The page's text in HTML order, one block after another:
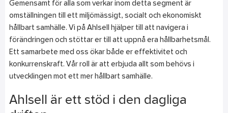
Gemensamt för alla som verkar inom detta segment är
omställningen till ett miljömässigt, socialt och ekonomiskt
hållbart samhälle. Vi på Ahlsell hjälper till att navigera i
förändringen och stöttar er till att uppnå era hållbarhetsmål.
Ett samarbete med oss ökar både er effektivitet och
konkurrenskraft. Vår roll är att erbjuda allt som behövs i
utvecklingen mot ett mer hållbart samhälle.
Ahlsell är ett stöd i den dagliga